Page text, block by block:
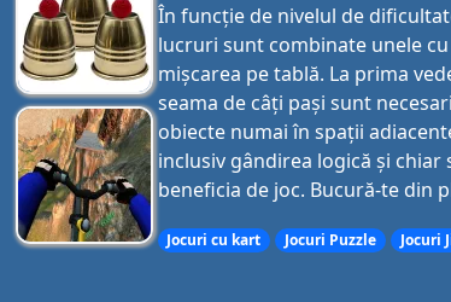
În funcție de nivelul de
lucruri sunt combinate unele
mișcarea pe tablă. La prima
seama de câți pași sunt
obiecte numai în spații
inclusiv gândirea logică și
beneficia de joc. Bucură-te din
Jocuri cu kart Jocuri Puzzle Jocuri